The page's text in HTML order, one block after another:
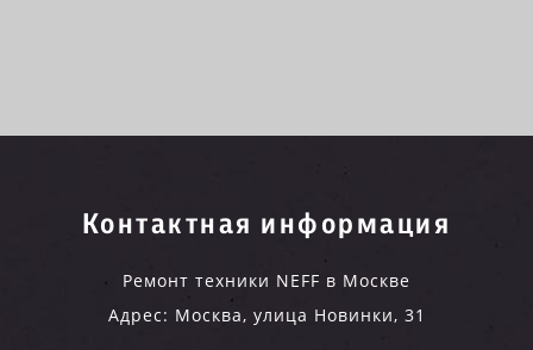
Контактная информация
Ремонт техники NEFF в Москве
Адрес: Москва, улица Новинки, 31